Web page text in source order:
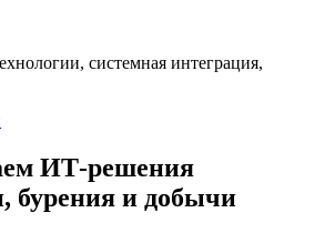
системная интеграция,
ИТ-решения
бурения и добычи